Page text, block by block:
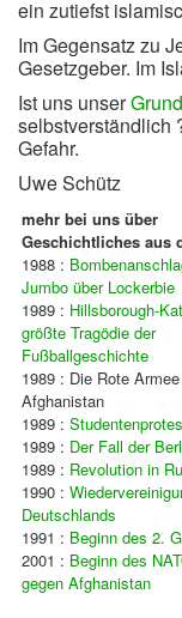
ein zutiefst
Im Gegensatz zu
Gesetzgeber. Im
Ist uns unser
selbstverständlich
Gefahr.
Uwe Schütz
mehr bei uns über
Geschichtliches aus
1988 :
Jumbo über Lockerbie
1989 : Hillsborough-
größte Tragödie der
Fußballgeschichte
1989 : Die Rote
Afghanistan
1989 :
1989 : Der Fall der
1989 : Revolution in
1990 :
Deutschlands
1991 : Beginn des 2.
2001 : Beginn des
gegen Afghanistan